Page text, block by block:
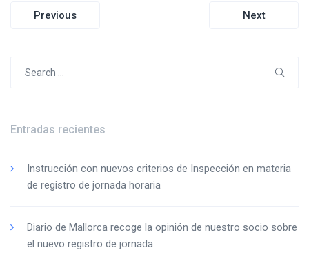
Navegación
entradas
Previous Next
Entradas recientes
Instrucción con nuevos criterios de Inspección en materia
de registro de jornada horaria
Diario de Mallorca recoge la opinión de nuestro socio sobre
el nuevo registro de jornada.